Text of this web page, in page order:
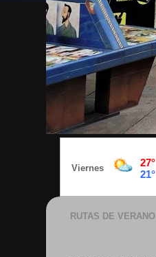
RUTAS DE VERANO